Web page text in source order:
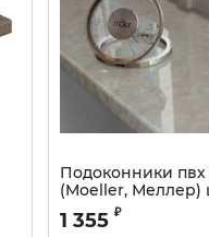
Подоконники пвх
(Moeller, Меллер)
глянцевый крем-
Артикул:
1 355 ₽